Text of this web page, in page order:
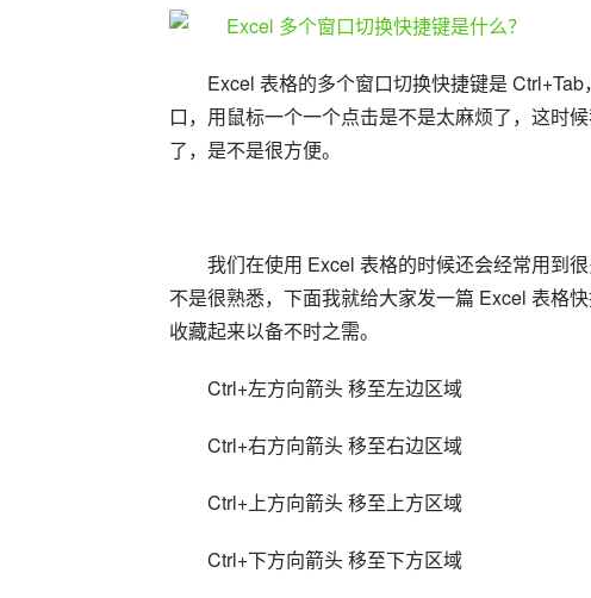
Excel 表格的多个窗口切换快捷键是
口，用鼠标一个一个点击是不是太麻烦了，这时
了，是不是很方便。
我们在使用 Excel 表格的时候还会经常用到
不是很熟悉，下面我就给大家发一篇 Excel 表格
收藏起来以备不时之需。
Ctrl+左方向箭头 移至左边区域
Ctrl+右方向箭头 移至右边区域
Ctrl+上方向箭头 移至上方区域
Ctrl+下方向箭头 移至下方区域